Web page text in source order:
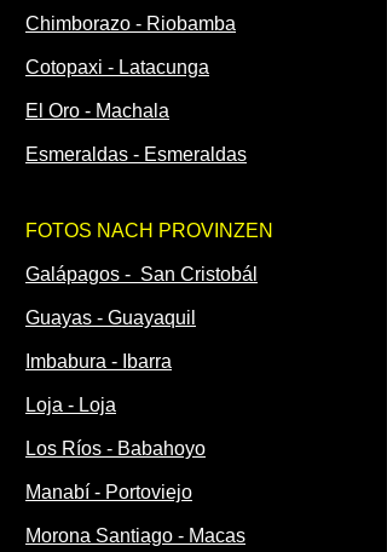
FOTOS NACH PROVINZEN
Galápagos - San Cristobál
Guayas - Guayaquil
Imbabura - Ibarra
Loja - Loja
Los Ríos - Babahoyo
Manabí - Portoviejo
Morona Santiago - Macas
Chimborazo - Riobamba
Cotopaxi - Latacunga
El Oro - Machala
Esmeraldas - Esmeraldas